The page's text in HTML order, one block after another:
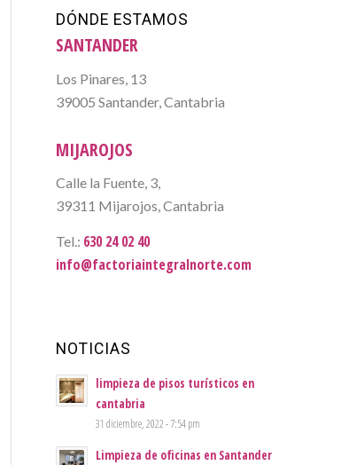
DÓNDE ESTAMOS
SANTANDER
Los Pinares, 13
39005 Santander, Cantabria
MIJAROJOS
Calle la Fuente, 3,
39311 Mijarojos, Cantabria
Tel.: 630 24 02 40
info@factoriaintegralnorte.com
NOTICIAS
limpieza de pisos turísticos en
cantabria
31 diciembre, 2022 - 7:54 pm
Limpieza de oficinas en Santander